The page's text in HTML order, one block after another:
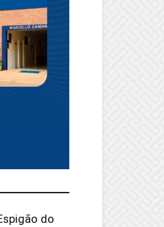
do